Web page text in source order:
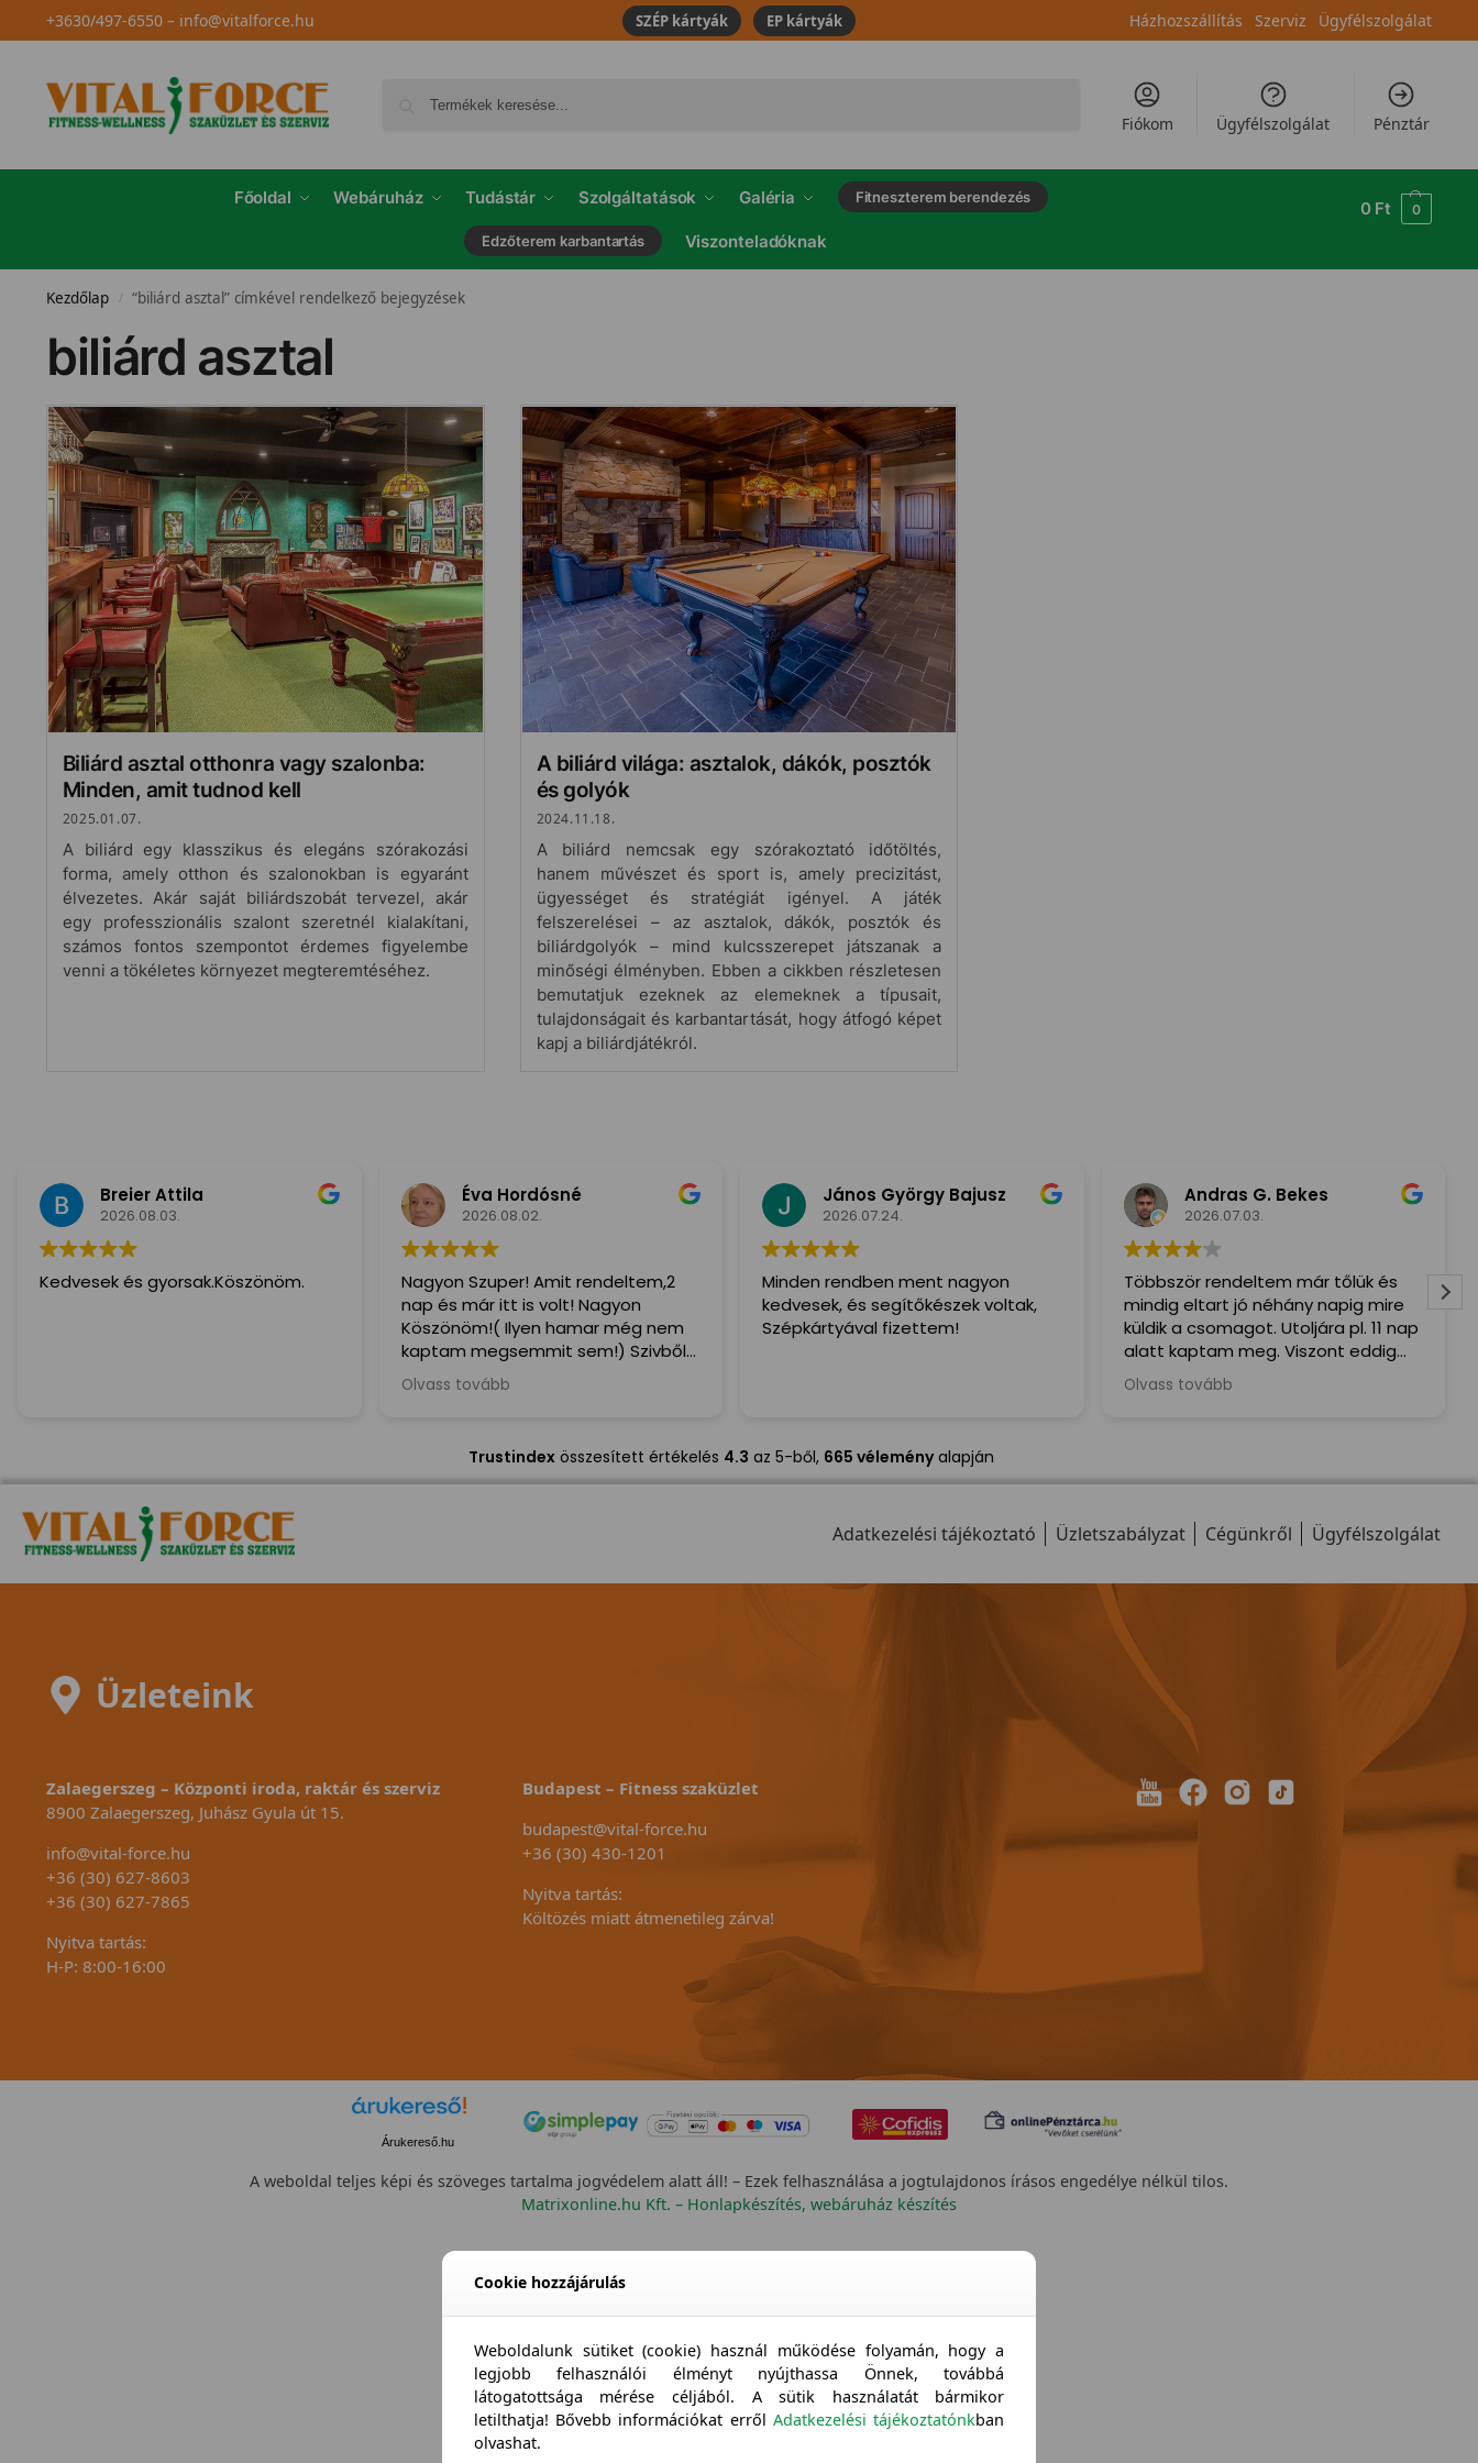
+3630/497-6550– info@vitalforce.hu SZÉP kártyák EP kártyák Házhozszállítás Szerviz Ügyfélszolgálat
Fiókom Ügyfélszolgálat Pénztár
Főoldal Webáruház Tudástár Szolgáltatások Galéria Fitneszterem berendezés
Edzőterem karbantartás Viszonteladóknak
0 Ft 0
Kezdőlap / “biliárd asztal” címkével rendelkező bejegyzések
biliárd asztal
Biliárd asztal otthonra vagy szalonba:
Minden, amit tudnod kell
2025.01.07.
A biliárd egy klasszikus és elegáns szórakozási
forma, amely otthon és szalonokban is egyaránt
élvezetes. Akár saját biliárdszobát tervezel, akár
egy professzionális szalont szeretnél kialakítani,
számos fontos szempontot érdemes figyelembe
venni a tökéletes környezet megteremtéséhez.
A biliárd világa: asztalok, dákók, posztók
és golyók
2024.11.18.
A biliárd nemcsak egy szórakoztató időtöltés,
hanem művészet és sport is, amely precizitást,
ügyességet és stratégiát igényel. A játék
felszerelései – az asztalok, dákók, posztók és
biliárdgolyók – mind kulcsszerepet játszanak a
minőségi élményben. Ebben a cikkben részletesen
bemutatjuk ezeknek az elemeknek a típusait,
tulajdonságait és karbantartását, hogy átfogó képet
kapj a biliárdjátékról.
Breier Attila
2026.08.03.
Kedvesek és gyorsak.Köszönöm.
Éva Hordósné
2026.08.02.
Nagyon Szuper! Amit rendeltem,2
nap és már itt is volt! Nagyon
Köszönöm!( Ilyen hamar még nem
kaptam megsemmit sem!) Szivből
ajánlom mindenkinek,a Futár is irtó
kedves és Segitőkész volt!
Olvass tovább
János György Bajusz
2026.07.24.
Minden rendben ment nagyon
kedvesek, és segítőkészek voltak,
Szépkártyával fizettem!
Andras G. Bekes
2026.07.03.
Többször rendeltem már tőlük és
mindig eltart jó néhány napig mire
küldik a csomagot. Utoljára pl. 11 nap
alatt kaptam meg. Viszont eddig
mindig mindent megkaptam hiba
nélkül.
Olvass tovább
Trustindex összesített értékelés 4.3 az 5-ből, 665 véleményalapján
Adatkezelési tájékoztató Üzletszabályzat Cégünkről Ügyfélszolgálat
Üzleteink
Zalaegerszeg – Központi iroda, raktár és szerviz
8900 Zalaegerszeg, Juhász Gyula út 15.
info@vital-force.hu
+36 (30) 627-8603
+36 (30) 627-7865
Nyitva tartás:
H-P: 8:00-16:00
Budapest – Fitness szaküzlet
budapest@vital-force.hu
+36 (30) 430-1201
Nyitva tartás:
Költözés miatt átmenetileg zárva!
Árukereső.hu
A weboldal teljes képi és szöveges tartalma jogvédelem alatt áll! – Ezek felhasználása a jogtulajdonos írásos engedélye nélkül tilos.
Matrixonline.hu Kft. – Honlapkészítés, webáruház készítés
Cookie hozzájárulás
Weboldalunk sütiket (cookie) használ működése folyamán, hogy a
legjobb felhasználói élményt nyújthassa Önnek, továbbá
látogatottsága mérése céljából. A sütik használatát bármikor
letilthatja! Bővebb információkat erről Adatkezelési tájékoztatónkban
olvashat.